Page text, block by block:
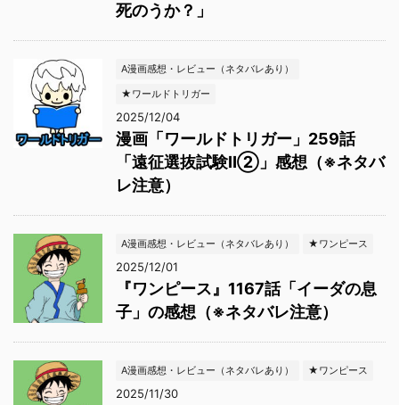
死のうか？」
A漫画感想・レビュー（ネタバレあり）
★ワールドトリガー
2025/12/04
漫画「ワールドトリガー」259話
「遠征選抜試験Ⅱ②」感想（※ネタバ
レ注意）
A漫画感想・レビュー（ネタバレあり） ★ワンピース
2025/12/01
『ワンピース』1167話「イーダの息
子」の感想（※ネタバレ注意）
A漫画感想・レビュー（ネタバレあり） ★ワンピース
2025/11/30